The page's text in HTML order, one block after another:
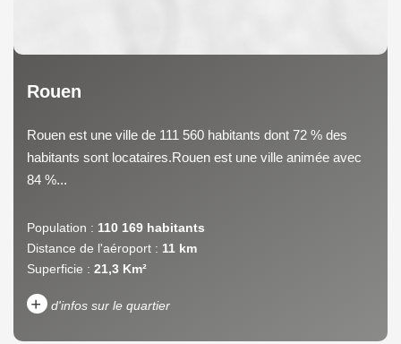
Rouen
Rouen est une ville de 111 560 habitants dont 72 % des
habitants sont locataires.Rouen est une ville animée avec
84 %...
Population : 110 169 habitants
Distance de l'aéroport : 11 km
Superficie : 21,3 Km²
+ d'infos sur le quartier